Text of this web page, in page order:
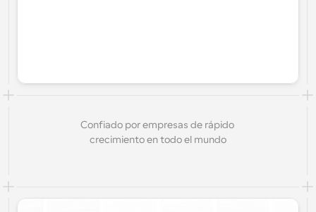
Confiado por empresas de rápido
crecimiento en todo el mundo